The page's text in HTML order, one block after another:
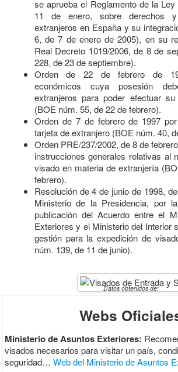
se aprueba el Reglamento de la
11 de enero, sobre derechos
extranjeros en España y su
6, de 7 de enero de 2005), en su
Real Decreto 1019/2006, de 8 de
228, de 23 de septiembre).
Orden de 22 de febrero de
económicos cuya posesión
extranjeros para poder efectuar
(BOE núm. 55, de 22 de febrero).
Orden de 7 de febrero de 1997
tarjeta de extranjero (BOE núm. 40,
Orden PRE/237/2002, de 8 de
instrucciones generales relativas al
visado en materia de extranjería
febrero).
Resolución de 4 de junio de 1998,
Ministerio de la Presidencia, por
publicación del Acuerdo entre el
Exteriores y el Ministerio del Interior
gestión para la expedición de
núm. 139, de 11 de junio).
Datos obtenidos de:
Webs
Ministerio de Asuntos Exteriores:
visados necesarios para visitar un país,
seguridad… Web del Ministerio de Asuntos